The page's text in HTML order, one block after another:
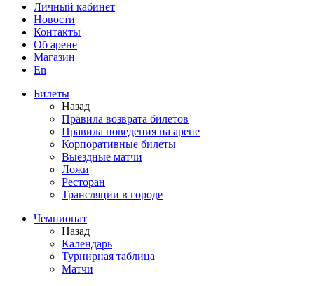
Личный кабинет
Новости
Контакты
Об арене
Магазин
En
Билеты
Назад
Правила возврата билетов
Правила поведения на арене
Корпоративные билеты
Выездные матчи
Ложи
Ресторан
Трансляции в городе
Чемпионат
Назад
Календарь
Турнирная таблица
Матчи